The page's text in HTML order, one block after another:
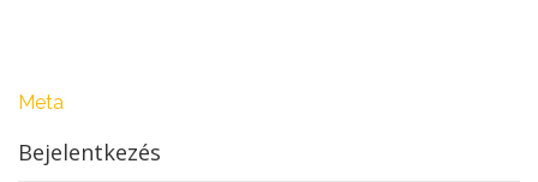
Meta
Bejelentkezés